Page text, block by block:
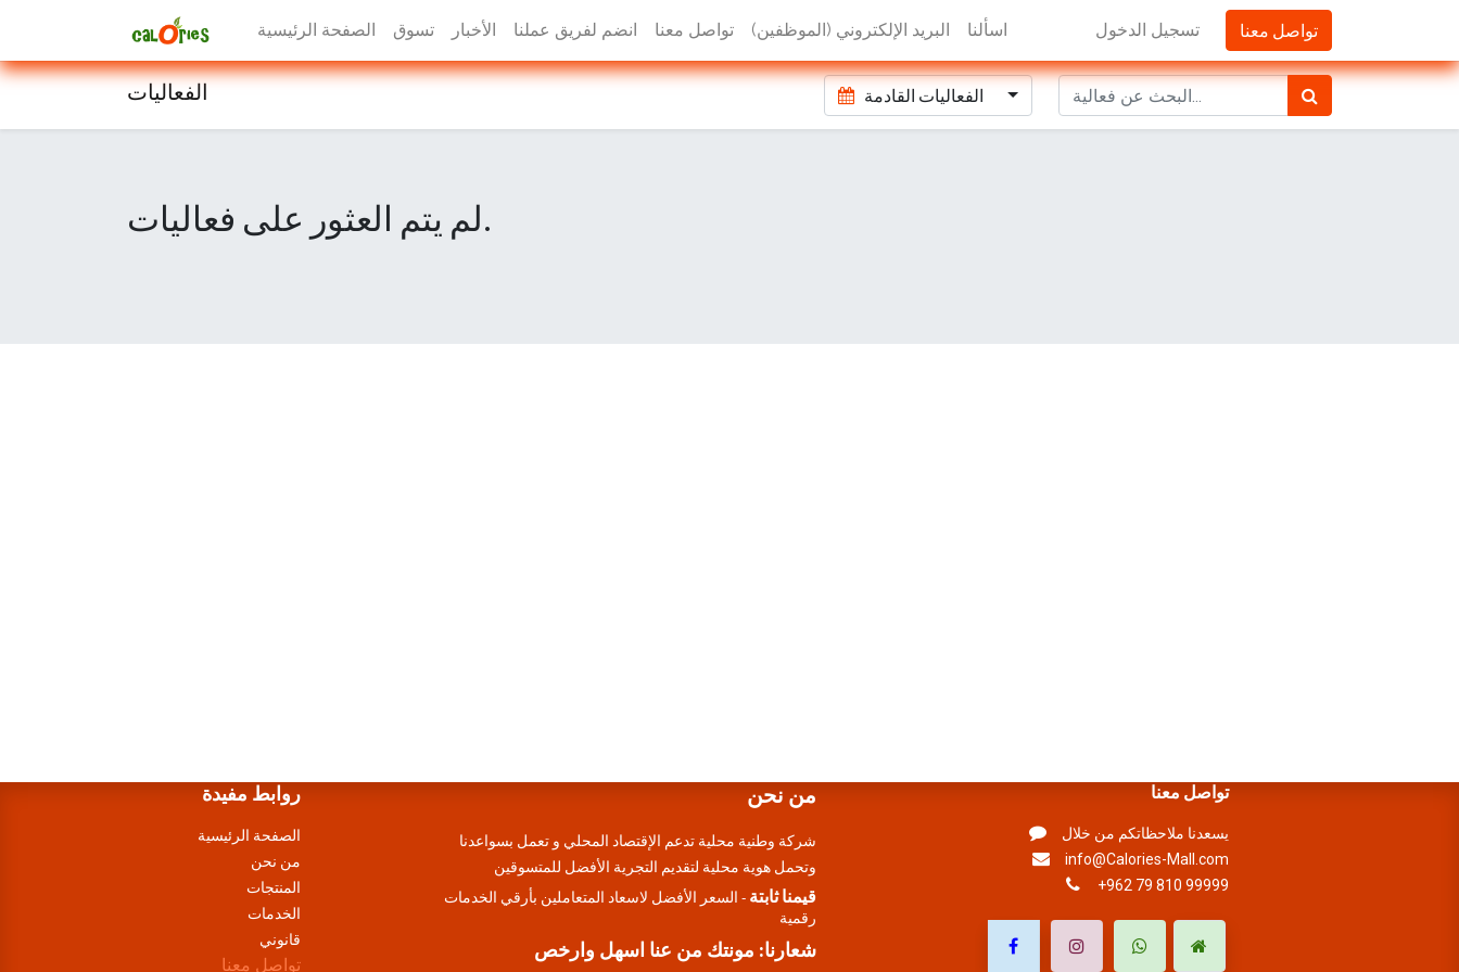
الصفحة الرئيسية تسوق الأخبار انضم لفريق عملنا تواصل معنا البريد الإلكتروني (الموظفين) اسألنا تسجيل الدخول تواصل معنا
الفعاليات
لم يتم العثور على فعاليات.
روابط مفيدة
الصفحة الرئيسية
من نحن
المنتجات
الخدمات
قانوني
تواصل معنا
من نحن
شركة وطنية محلية تدعم الإقتصاد المحلي و تعمل بسواعدنا
وتحمل هوية محلية لتقديم التجرية الأفضل للمتسوقين
قيمنا ثابتة - السعر الأفضل لاسعاد المتعاملين بأرقي الخدمات
رقمية
شعارنا: مونتك من عنا اسهل وارخص
تواصل معنا
يسعدنا ملاحظاتكم من خلال
info@Calories-Mall.com
+962 79 810 99999